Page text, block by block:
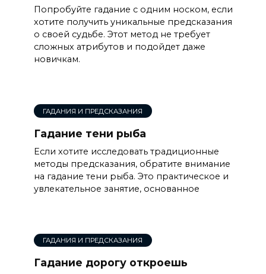
Попробуйте гадание с одним носком, если
хотите получить уникальные предсказания
о своей судьбе. Этот метод не требует
сложных атрибутов и подойдет даже
новичкам.
ГАДАНИЯ И ПРЕДСКАЗАНИЯ
Гадание тени рыба
Если хотите исследовать традиционные
методы предсказания, обратите внимание
на гадание тени рыба. Это практическое и
увлекательное занятие, основанное
ГАДАНИЯ И ПРЕДСКАЗАНИЯ
Гадание дорогу откроешь